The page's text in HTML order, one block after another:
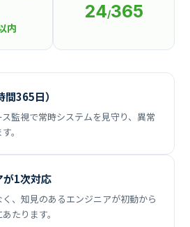
内
24/365
365日）
監視で常時システムを見守り、異常
。
が1次対応
、知見のあるエンジニアが初動から
たります。